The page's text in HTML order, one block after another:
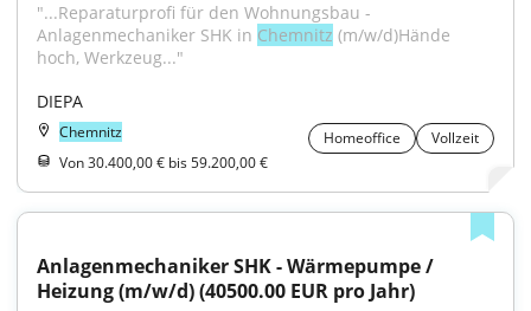
"...Reparaturprofi für den Wohnungsbau -
Anlagenmechaniker SHK in Chemnitz (m/w/d)Hände
hoch, Werkzeug..."
DIEPA
Chemnitz Homeoffice
Vollzeit
Von 30.400,00 € bis 59.200,00 €
Anlagenmechaniker SHK - Wärmepumpe /
Heizung (m/w/d) (40500.00 EUR pro Jahr)